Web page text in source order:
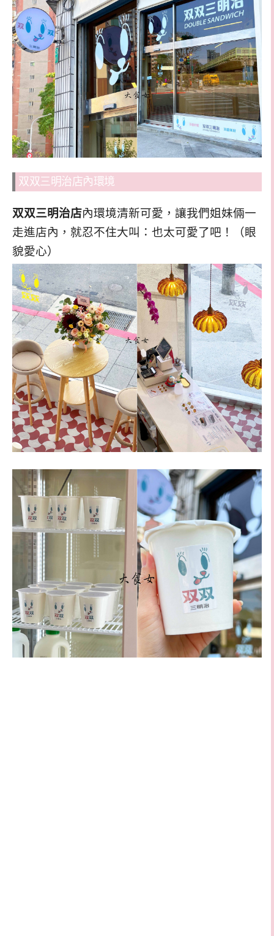
双双三明治店內環境
双双三明治店內環境清新可愛，讓我們姐妹倆一
走進店內，就忍不住大叫：也太可愛了吧！（眼
貌愛心）